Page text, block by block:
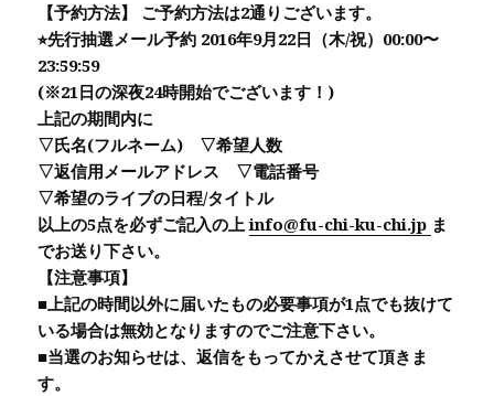
【予約方法】 ご予約方法は2通りございます。
⭐︎先行抽選メール予約 2016年9月22日（木/祝）00:00〜
23:59:59
(※21日の深夜24時開始でございます！)
上記の期間内に
▽氏名(フルネーム) ▽希望人数
▽返信用メールアドレス ▽電話番号
▽希望のライブの日程/タイトル
以上の5点を必ずご記入の上info@fu-chi-ku-chi.jp ま
でお送り下さい。
【注意事項】
■上記の時間以外に届いたもの必要事項が1点でも抜けて
いる場合は無効となりますのでご注意下さい。
■当選のお知らせは、返信をもってかえさせて頂きま
す。